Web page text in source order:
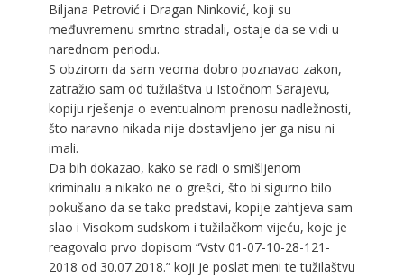
Biljana Petrović i Dragan Ninković, koji su
međuvremenu smrtno stradali, ostaje da se vidi u
narednom periodu.
S obzirom da sam veoma dobro poznavao zakon,
zatražio sam od tužilaštva u Istočnom Sarajevu,
kopiju rješenja o eventualnom prenosu nadležnosti,
što naravno nikada nije dostavljeno jer ga nisu ni
imali.
Da bih dokazao, kako se radi o smišljenom
kriminalu a nikako ne o grešci, što bi sigurno bilo
pokušano da se tako predstavi, kopije zahtjeva sam
slao i Visokom sudskom i tužilačkom vijeću, koje je
reagovalo prvo dopisom “Vstv 01-07-10-28-121-
2018 od 30.07.2018.” koji je poslat meni te tužilaštvu